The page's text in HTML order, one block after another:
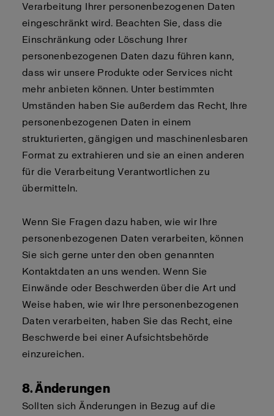
Verarbeitung Ihrer personenbezogenen Daten
eingeschränkt wird. Beachten Sie, dass die
Einschränkung oder Löschung Ihrer
personenbezogenen Daten dazu führen kann,
dass wir unsere Produkte oder Services nicht
mehr anbieten können. Unter bestimmten
Umständen haben Sie außerdem das Recht, Ihre
personenbezogenen Daten in einem
strukturierten, gängigen und maschinenlesbaren
Format zu extrahieren und sie an einen anderen
für die Verarbeitung Verantwortlichen zu
übermitteln.
Wenn Sie Fragen dazu haben, wie wir Ihre
personenbezogenen Daten verarbeiten, können
Sie sich gerne unter den oben genannten
Kontaktdaten an uns wenden. Wenn Sie
Einwände oder Beschwerden über die Art und
Weise haben, wie wir Ihre personenbezogenen
Daten verarbeiten, haben Sie das Recht, eine
Beschwerde bei einer Aufsichtsbehörde
einzureichen.
8. Änderungen
Sollten sich Änderungen in Bezug auf die